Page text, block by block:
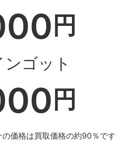
円
ゴット
円
価格は買取価格の約90％です